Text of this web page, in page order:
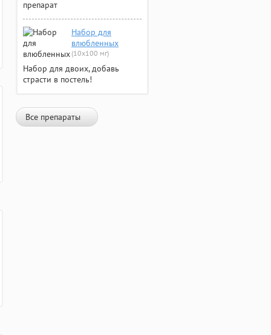
препарат
Набор для
влюбленных
(10х100 мг)
Набор для двоих, добавь
страсти в постель!
Все препараты